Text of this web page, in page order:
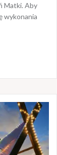
Matki. Aby
wykonania